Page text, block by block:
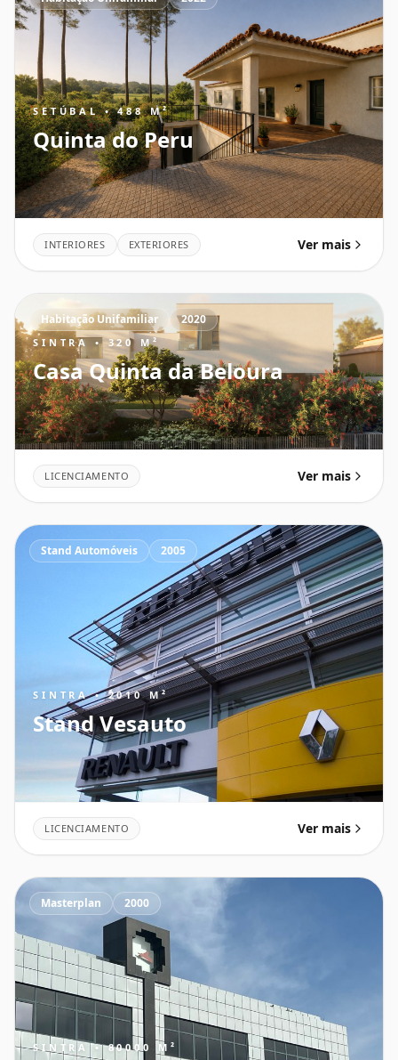
SETÚBAL • 488 M²
Quinta do Peru
INTERIORES EXTERIORES Ver mais
Habitação Unifamiliar 2020
SINTRA • 320 M²
Casa Quinta da Beloura
LICENCIAMENTO Ver mais
Stand Automóveis 2005
SINTRA • 2010 M²
Stand Vesauto
LICENCIAMENTO Ver mais
Masterplan 2000
SINTRA • 80000 M²